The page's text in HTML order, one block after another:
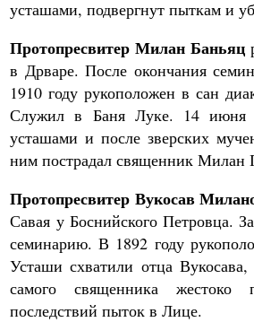
усташами, подвергнут пыткам и
Протопресвитер Милан Баньяц
в Дрваре. После окончания
1910 году рукоположен в сан
Служил в Баня Луке. 14 июня
усташами и после зверских
ним пострадал священник Милан
Протопресвитер Вукосав
Савая у Боснийского Петровца.
семинарию. В 1892 году
Усташи схватили отца
самого священника
последствий пыток в Лице.